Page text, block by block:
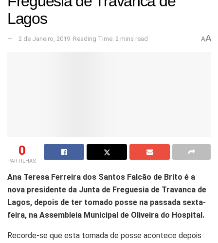
Lagos
2 de Janeiro, 2019 Reading Time: 2 mins read AA
0
PARTILHAS
Ana Teresa Ferreira dos Santos Falcão de Brito é a
nova presidente da Junta de Freguesia de Travanca de
Lagos, depois de ter tomado posse na passada sexta-
feira, na Assembleia Municipal de Oliveira do Hospital.
Recorde-se que esta tomada de posse acontece depois